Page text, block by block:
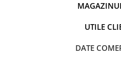
UTILE
DATE